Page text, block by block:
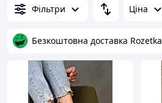
Фільтри Ціна
Безкоштовна доставка Rozetka